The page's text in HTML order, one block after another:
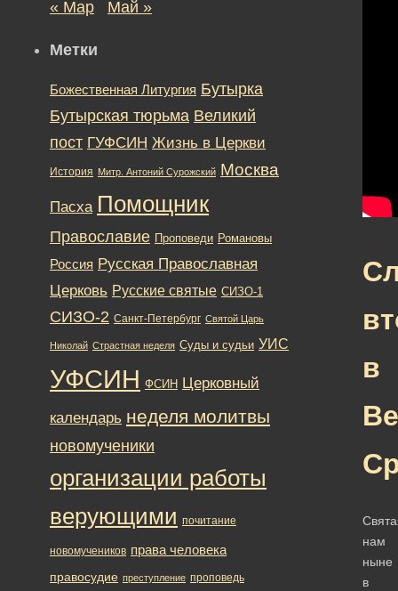
в
нам
ныне
в
« Мар
Май »
Метки
Божественная Литургия Бутырка
Бутырская тюрьма Великий
пост ГУФСИН Жизнь в Церкви
История Митр. Антоний Сурожский Москва
Пасха Помощник
Православие Проповеди Романовы
Россия Русская Православная
Церковь Русские святые СИЗО-1
СИЗО-2 Санкт-Петербург Святой Царь
Николай Страстная неделя Суды и судьи УИС
УФСИН ФСИН Церковный
календарь неделя молитвы
новомученики
организации работы
верующими почитание
новомучеников права человека
правосудие преступление проповедь